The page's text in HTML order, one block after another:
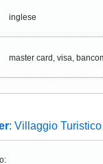
inglese
master card, visa,
: Villaggio